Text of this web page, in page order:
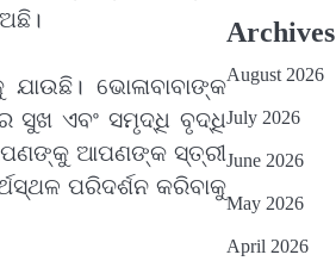
ଭୋଳାବାବାଙ୍କ
ସୁଖ ଏବଂ ସମୃଦ୍ଧି ବୃଦ୍ଧି
ଆପଣଙ୍କ ସ୍ତ୍ରୀ
ପରିଦର୍ଶନ କରିବାକୁ
Archives
August 2026
July 2026
June 2026
May 2026
April 2026